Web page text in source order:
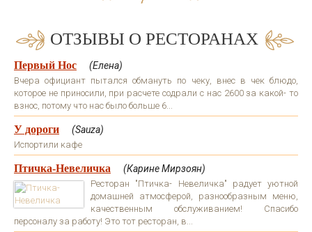
ОТЗЫВЫ О РЕСТОРАНАХ
Первый Нос (Елена)
Вчера официант пытался обмануть по чеку, внес в чек блюдо,
которое не приносили, при расчете содрали с нас 2600 за какой- то
взнос, потому что нас было больше 6...
У дороги (Sauza)
Испортили кафе
Птичка-Невеличка (Карине Мирзоян)
Ресторан "Птичка- Невеличка" радует уютной
домашней атмосферой, разнообразным меню,
качественным обслуживанием! Спасибо
персоналу за работу! Это тот ресторан, в...